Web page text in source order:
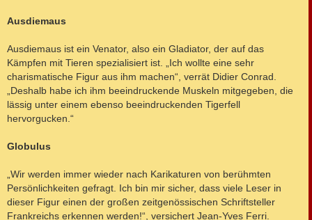
Ausdiemaus
Ausdiemaus ist ein Venator, also ein Gladiator, der auf das
Kämpfen mit Tieren spezialisiert ist. „Ich wollte eine sehr
charismatische Figur aus ihm machen“, verrät Didier Conrad.
„Deshalb habe ich ihm beeindruckende Muskeln mitgegeben, die
lässig unter einem ebenso beeindruckenden Tigerfell
hervorgucken.“
Globulus
„Wir werden immer wieder nach Karikaturen von berühmten
Persönlichkeiten gefragt. Ich bin mir sicher, dass viele Leser in
dieser Figur einen der großen zeitgenössischen Schriftsteller
Frankreichs erkennen werden!“, versichert Jean-Yves Ferri.